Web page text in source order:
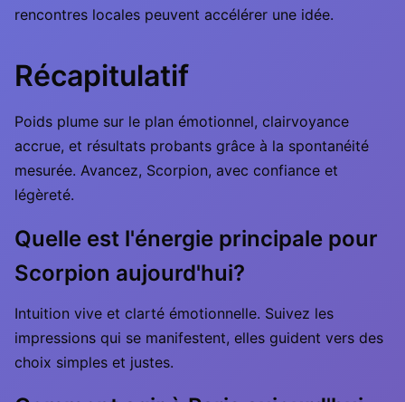
rencontres locales peuvent accélérer une idée.
Récapitulatif
Poids plume sur le plan émotionnel, clairvoyance
accrue, et résultats probants grâce à la spontanéité
mesurée. Avancez, Scorpion, avec confiance et
légèreté.
Quelle est l'énergie principale pour
Scorpion aujourd'hui?
Intuition vive et clarté émotionnelle. Suivez les
impressions qui se manifestent, elles guident vers des
choix simples et justes.